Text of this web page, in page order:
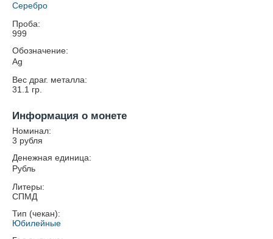
Серебро
Проба:
999
Обозначение:
Ag
Вес драг. металла:
31.1 гр.
Информация о монете
Номинал:
3 рубля
Денежная единица:
Рубль
Литеры:
СПМД
Тип (чекан):
Юбилейные